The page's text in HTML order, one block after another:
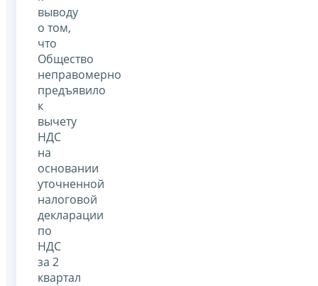
выводу
о том,
что
Общество
неправомерно
предъявило
к
вычету
НДС
на
основании
уточненной
налоговой
декларации
по
НДС
за 2
квартал